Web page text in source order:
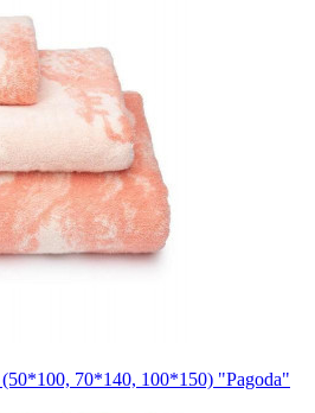
70*140, 100*150) "Pagoda"